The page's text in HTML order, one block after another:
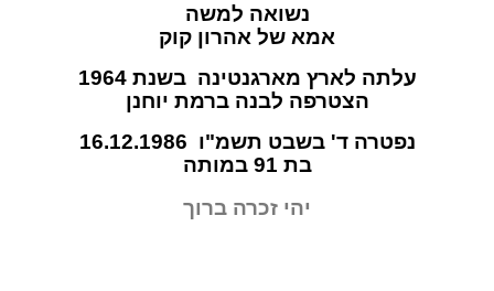
נשואה למשה
אמא של אהרון קוק
עלתה לארץ מארגנטינה בשנת 1964
הצטרפה לבנה ברמת יוחנן
נפטרה ד' בשבט תשמ"ו 16.12.1986
בת 91 במותה
יהי זכרה ברוך